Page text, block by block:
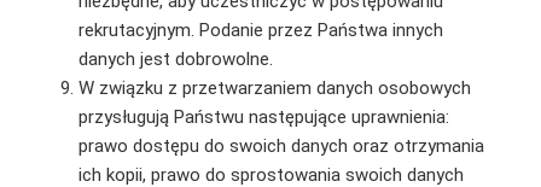
rekrutacyjnym. Podanie przez Państwa innych
danych jest dobrowolne.
W związku z przetwarzaniem danych osobowych
przysługują Państwu następujące uprawnienia:
prawo dostępu do swoich danych oraz otrzymania
ich kopii, prawo do sprostowania swoich danych